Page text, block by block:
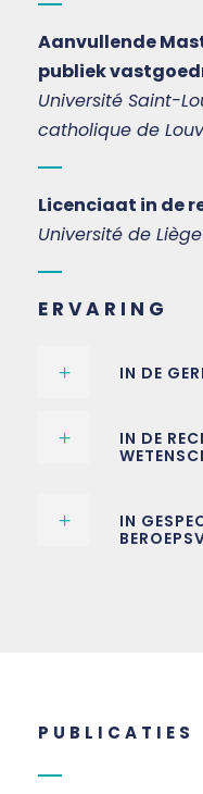
Aanvullende
publiek
Université Saint-
catholique de
Licenciaat in de
Université de Liège
ERVARING
IN DE
IN DE
IN
PUBLICATIES